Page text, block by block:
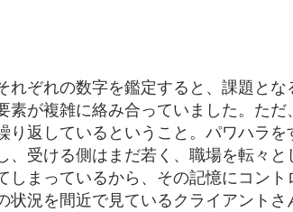
れぞれの数字を鑑定すると、課題とな
素が複雑に絡み合っていました。ただ
り返しているということ。パワハラを
、受ける側はまだ若く、職場を転々と
しまっているから、その記憶にコント
状況を間近で見ているクライアントさ